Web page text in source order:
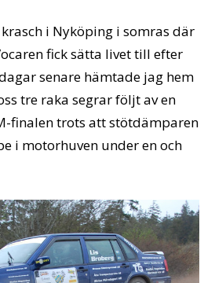
krasch i Nyköping i somras där
fick sätta livet till efter
senare hämtade jag hem
tre raka segrar följt av en
finalen trots att stötdämparen
i motorhuven under en och